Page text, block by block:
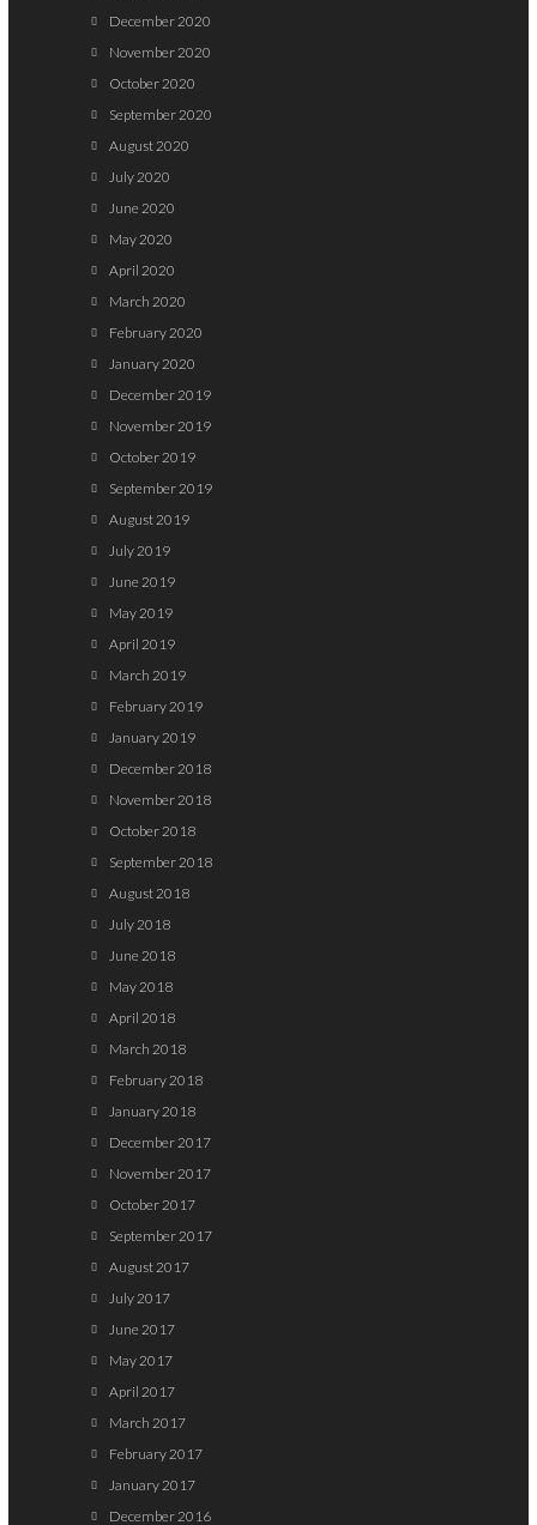
December 2020
November 2020
October 2020
September 2020
August 2020
July 2020
June 2020
May 2020
April 2020
March 2020
February 2020
January 2020
December 2019
November 2019
October 2019
September 2019
August 2019
July 2019
June 2019
May 2019
April 2019
March 2019
February 2019
January 2019
December 2018
November 2018
October 2018
September 2018
August 2018
July 2018
June 2018
May 2018
April 2018
March 2018
February 2018
January 2018
December 2017
November 2017
October 2017
September 2017
August 2017
July 2017
June 2017
May 2017
April 2017
March 2017
February 2017
January 2017
December 2016